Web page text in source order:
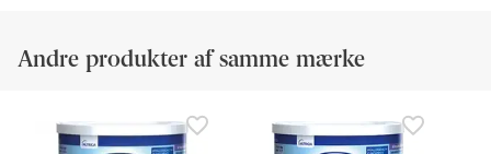
Andre produkter af samme mærke